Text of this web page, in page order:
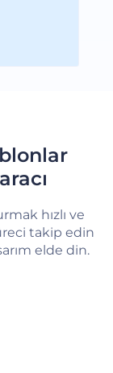
hızlı ve
takip edin
elde din.